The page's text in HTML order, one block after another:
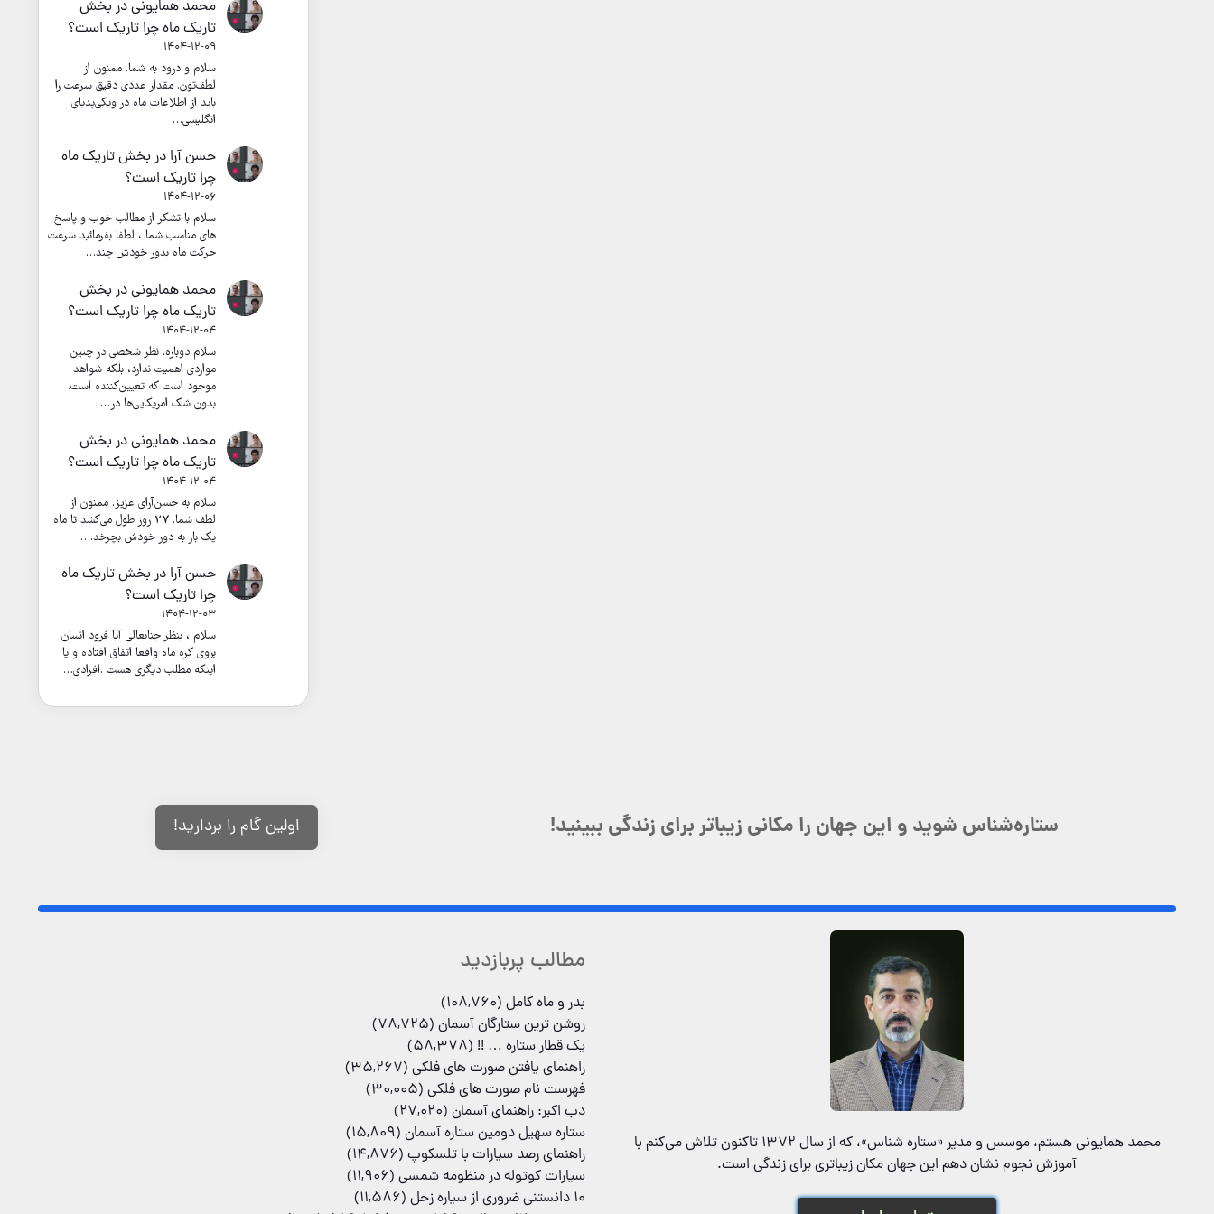
محمد همایونیدر بخش
تاریک ماه چرا تاریک است؟
1404-12-09
سلام و درود به شما. ممنون از
لطف‌تون. مقدار عددی دقیق سرعت را
باید از اطلاعات ماه در ویکی‌پدیای
انگلیسی…
حسن آرا در بخش تاریک ماه
چرا تاریک است؟
1404-12-06
سلام با تشکر از مطالب خوب و پاسخ
های مناسب شما ، لطفا بفرمائبد سرعت
حرکت ماه بدور خودش چند…
محمد همایونیدر بخش
تاریک ماه چرا تاریک است؟
1404-12-04
سلام دوباره. نظر شخصی در چنین
مواردی اهمیت ندارد، بلکه شواهد
موجود است که تعیین‌کننده است.
بدون شک امریکایی‌ها در…
محمد همایونیدر بخش
تاریک ماه چرا تاریک است؟
1404-12-04
سلام به حسن‌آرای عزیز. ممنون از
لطف شما. 27 روز طول می‌کشد تا ماه
یک بار به دور خودش بچرخد.…
حسن آرا در بخش تاریک ماه
چرا تاریک است؟
1404-12-03
سلام ، بنظر جنابعالی آیا فرود انسان
بروی کره ماه واقعا اتفاق افتاده و یا
اینکه مطلب دیگری هست .افرادی…
ستاره‌شناس شوید و این جهان را مکانی زیباتر برای زندگی ببینید! اولین گام را بردارید!
محمد همایونی هستم، موسس و مدیر «ستاره شناس»‌، که از سال ۱۳۷۲ تاکنون تلاش می‌کنم با
آموزش نجوم نشان دهم این جهان مکان زیباتری برای زندگی است.
مطالب پربازدید
بدر و ماه کامل (108,760)
روشن ترین ستارگان آسمان (78,725)
یک قطار ستاره … !! (58,378)
راهنمای یافتن صورت های فلکی (35,267)
فهرست نام صورت های فلکی (30,005)
دب اکبر: راهنمای آسمان (27,020)
ستاره سهیل دومین ستاره آسمان (15,809)
راهنمای رصد سیارات با تلسکوپ (14,876)
سیارات کوتوله در منظومه شمسی (11,906)
۱۰ دانستنی ضروری از سیاره زحل
(11,586)